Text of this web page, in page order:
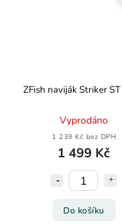
ZFish naviják Striker
Vyprodáno
1 239 Kč bez DPH
1 499 Kč
Do košíku